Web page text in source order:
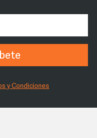
y Condiciones